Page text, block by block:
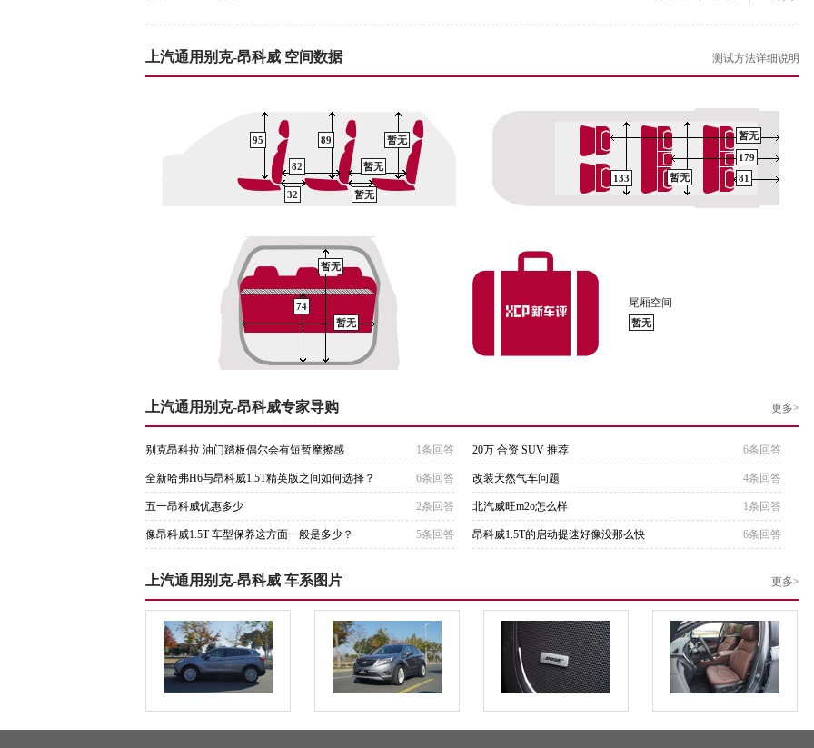
测试方法详细说明
上汽通用别克-昂科威 空间数据
95 89 暂无
82
32 暂无
暂无
暂无
179
81
暂无
133
暂无
74
暂无
尾厢空间
暂无
更多>
上汽通用别克-昂科威专家导购
1条回答
别克昂科拉 油门踏板偶尔会有短暂摩擦感 6条回答
20万 合资 SUV 推荐
6条回答
全新哈弗H6与昂科威1.5T精英版之间如何选择？ 4条回答
改装天然气车问题
2条回答
五一昂科威优惠多少 1条回答
北汽威旺m2o怎么样
5条回答
像昂科威1.5T 车型保养这方面一般是多少？ 6条回答
昂科威1.5T的启动提速好像没那么快
更多>
上汽通用别克-昂科威 车系图片